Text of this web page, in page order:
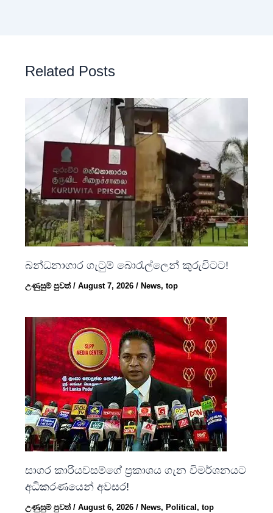
Related Posts
බන්ධනාගාර ගැටුම් බොරැල්ලෙන් කුරුවිටට!
උණුසුම් පුවත්/August 7, 2026/ News,top
සාගර කාරියවසම්ගේ ප්‍රකාශය ගැන විමර්ශනයට
අධිකරණයෙන් අවසර!
උණුසුම් පුවත්/August 6, 2026/News,Political,top